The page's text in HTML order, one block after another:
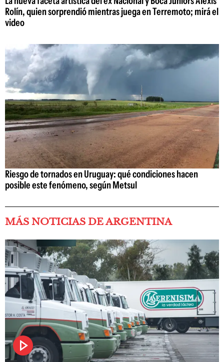
Rolín, quien sorprendió mientras juega en Terremoto; mirá el
video
Riesgo de tornados en Uruguay: qué condiciones hacen
posible este fenómeno, según Metsul
MÁS NOTICIAS DE ARGENTINA